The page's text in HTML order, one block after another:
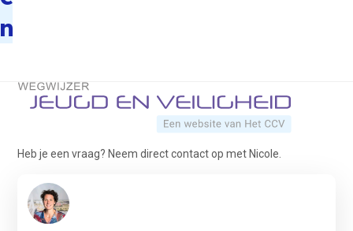
Terug naar de startpagina
Heb je een vraag? Neem direct contact op met Nicole.